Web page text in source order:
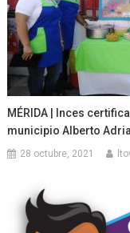
MÉRIDA | Inces
municipio Alberto
28 octubre, 2021